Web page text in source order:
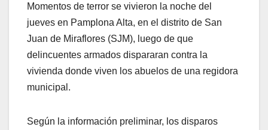
Momentos de terror se vivieron la noche del
jueves en Pamplona Alta, en el distrito de San
Juan de Miraflores (SJM), luego de que
delincuentes armados dispararan contra la
vivienda donde viven los abuelos de una regidora
municipal.
Según la información preliminar, los disparos